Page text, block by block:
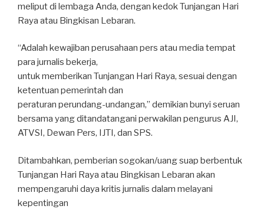
meliput di lembaga Anda, dengan kedok Tunjangan Hari
Raya atau Bingkisan Lebaran.
“Adalah kewajiban perusahaan pers atau media tempat
para jurnalis bekerja,
untuk memberikan Tunjangan Hari Raya, sesuai dengan
ketentuan pemerintah dan
peraturan perundang-undangan,” demikian bunyi seruan
bersama yang ditandatangani perwakilan pengurus AJI,
ATVSI, Dewan Pers, IJTI, dan SPS.
Ditambahkan, pemberian sogokan/uang suap berbentuk
Tunjangan Hari Raya atau Bingkisan Lebaran akan
mempengaruhi daya kritis jurnalis dalam melayani
kepentingan